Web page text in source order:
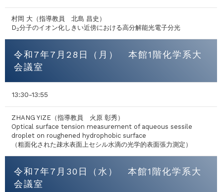
村岡 大（指導教員 北島 昌史）
D2分子のイオン化しきい近傍における高分解能光電子分光
令和7年7月28日（月） 本館1階化学系大
会議室
13:30-13:55
ZHANG YIZE（指導教員 火原 彰秀）
Optical surface tension measurement of aqueous sessile
droplet on roughened hydrophobic surface
（粗面化された疎水表面上セシル水滴の光学的表面張力測定）
令和7年7月30日（水） 本館1階化学系大
会議室